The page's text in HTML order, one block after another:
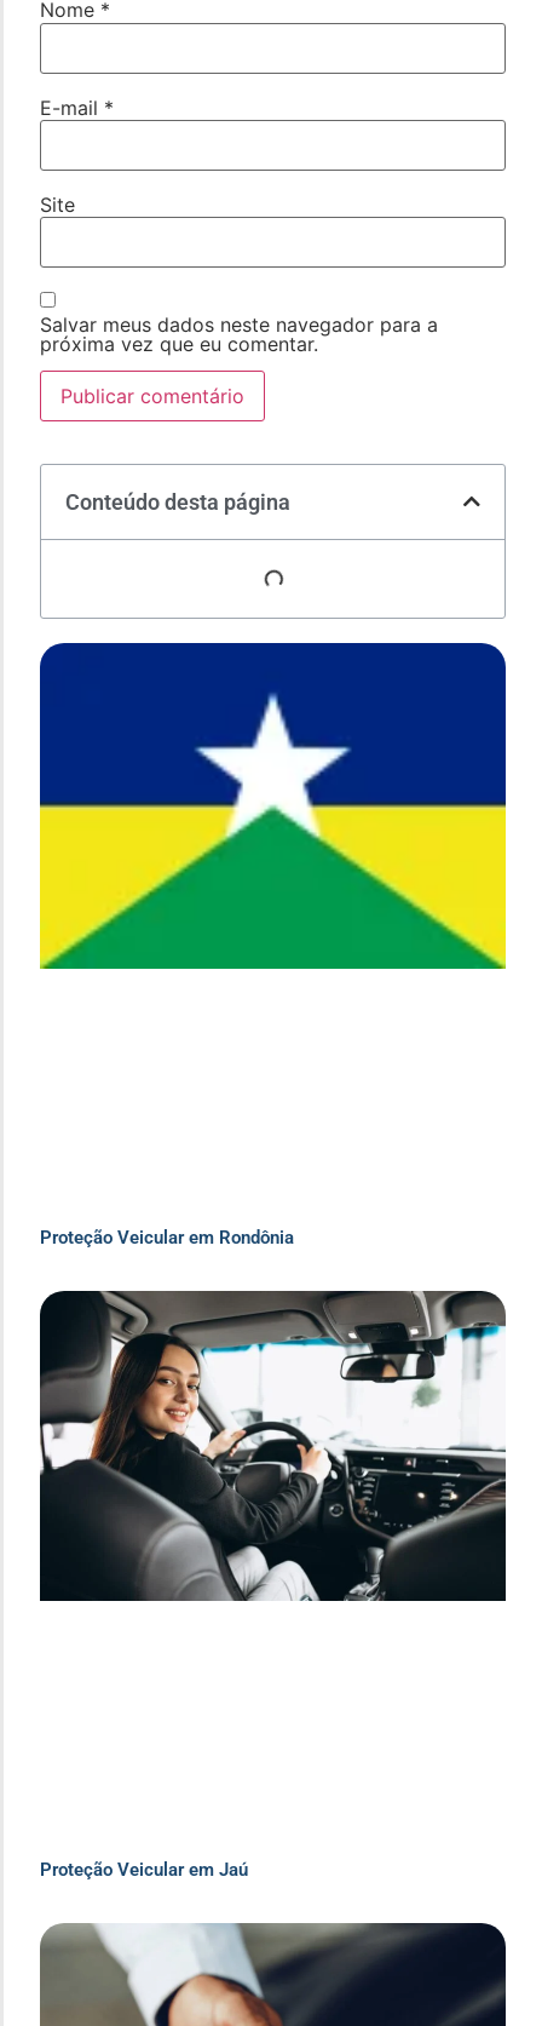
Nome *
E-mail *
Site
Salvar meus dados neste navegador para a
próxima vez que eu comentar.
Conteúdo desta página
Proteção Veicular em Rondônia
Proteção Veicular em Jaú